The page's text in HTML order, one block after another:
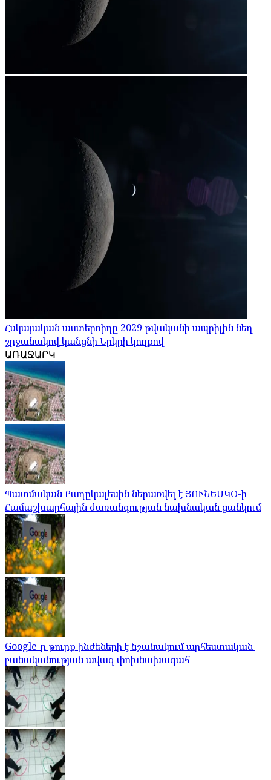
Հսկայական աստերոիդը 2029 թվականի ապրիլին նեղ
շրջանակով կանցնի Երկրի կողքով
ԱՌԱՋԱՐԿ
Պատմական Քադըկալեսին ներառվել է ՅՈՒՆԵՍԿՕ-ի
Համաշխարհային ժառանգության նախնական ցանկում
Google-ը թուրք ինժեների է նշանակում արհեստական ​​
բանականության ավագ փոխնախագահ